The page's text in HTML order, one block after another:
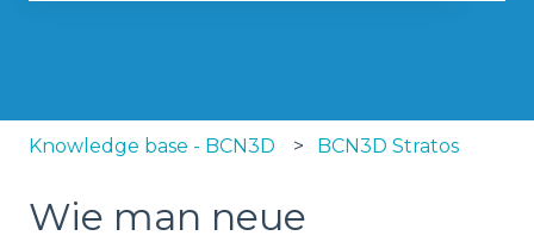
Knowledge base - BCN3D BCN3D Stratos
Wie man neue